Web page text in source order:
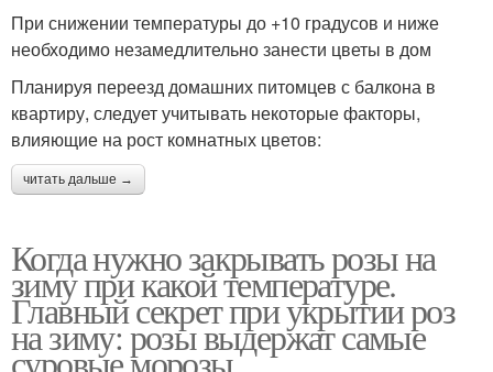
При снижении температуры до +10 градусов и ниже
необходимо незамедлительно занести цветы в дом
Планируя переезд домашних питомцев с балкона в
квартиру, следует учитывать некоторые факторы,
влияющие на рост комнатных цветов:
читать дальше →
Когда нужно закрывать розы на
зиму при какой температуре.
Главный секрет при укрытии роз
на зиму: розы выдержат самые